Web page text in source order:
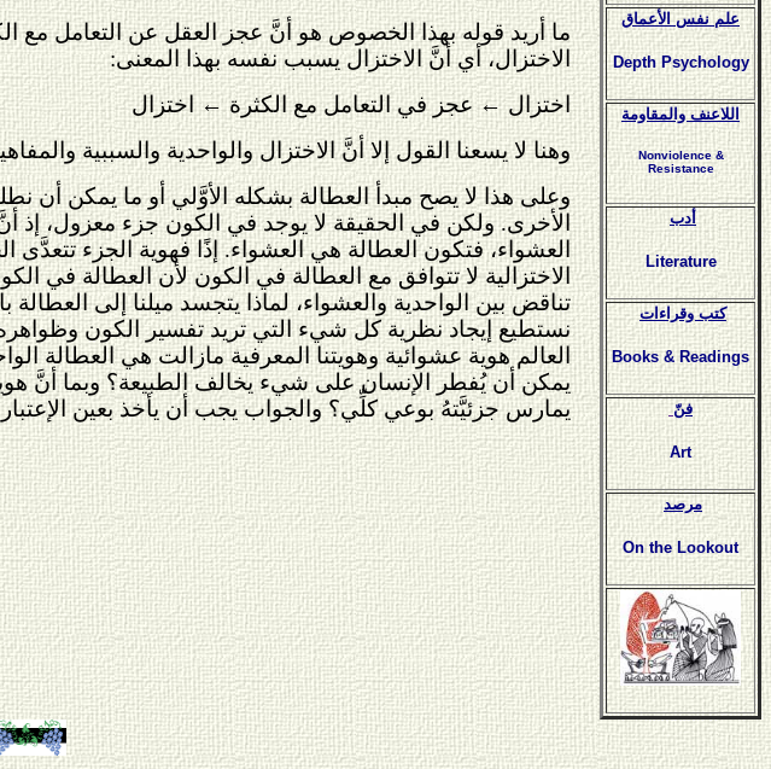
ما أريد قوله بهذا الخصوص هو أنَّ عجز العقل عن التعامل مع
الاختزال، أي أنَّ الاختزال يسبب نفسه بهذا المعنى:
اختزال←عجز في التعامل مع الكثرة←اختزال
وهنا لا يسعنا القول إلا أنَّ الاختزال والواحدية والسببية
وعلى هذا لا يصح مبدأ العطالة بشكله الأوَّلي أو ما يمكن أن
الأخرى. ولكن في الحقيقة لا يوجد في الكون جزء معزول، إذ
العشواء، فتكون العطالة هي العشواء. إذًا فهوية الجزء تتعدَّى
الاختزالية لا تتوافق مع العطالة في الكون لأن العطالة في
تناقض بين الواحدية والعشواء، لماذا يتجسد ميلنا إلى
نستطيع إيجاد نظرية كل شيء التي تريد تفسير الكون وظواهره
العالم هوية عشوائية وهويتنا المعرفية مازالت هي العطالة
يمكن أن يُفطر الإنسان على شيء يخالف الطبيعة؟ وبما أنَّ
يمارس جزئيَّتهُ بوعي كلِّي؟ والجواب يجب أن يأخذ بعين
علم نفس الأعماق
Depth Psychology
اللاعنف والمقاومة
Nonviolence &
Resistance
أدب
Literature
كتب وقراءات
Books & Readings
فنّ
Art
مرصد
On the Lookout